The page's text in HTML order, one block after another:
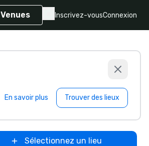
Venues Inscrivez-vousConnexion
En savoir plus Trouver des lieux
Sélectionnez un lieu